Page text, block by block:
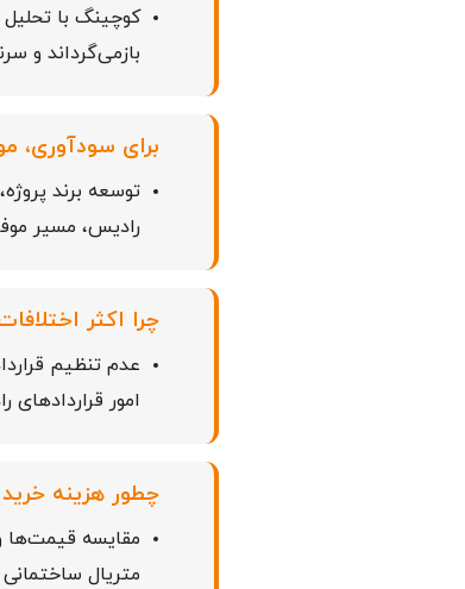
کوچینگ با تحلیل
بازمی‌گرداند و
برای سودآوری،
توسعه برند
رادیس، مسیر
چرا اکثر
عدم تنظیم
امور
چطور هزینه
مقایسه قیمت‌ها
متریال